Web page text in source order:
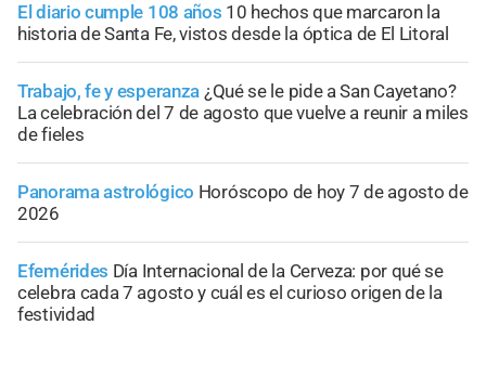
El diario cumple 108 años 10 hechos que marcaron la
historia de Santa Fe, vistos desde la óptica de El Litoral
Trabajo, fe y esperanza ¿Qué se le pide a San Cayetano?
La celebración del 7 de agosto que vuelve a reunir a miles
de fieles
Panorama astrológico Horóscopo de hoy 7 de agosto de
2026
Efemérides Día Internacional de la Cerveza: por qué se
celebra cada 7 agosto y cuál es el curioso origen de la
festividad